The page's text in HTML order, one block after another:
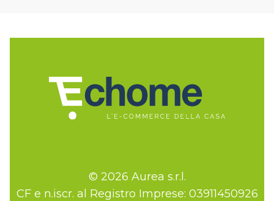
© 2026 Aurea s.r.l.
CF e n.iscr. al Registro Imprese: 03911450926